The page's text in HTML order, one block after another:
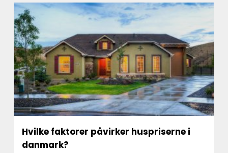
Hvilke faktorer påvirker huspriserne i
danmark?